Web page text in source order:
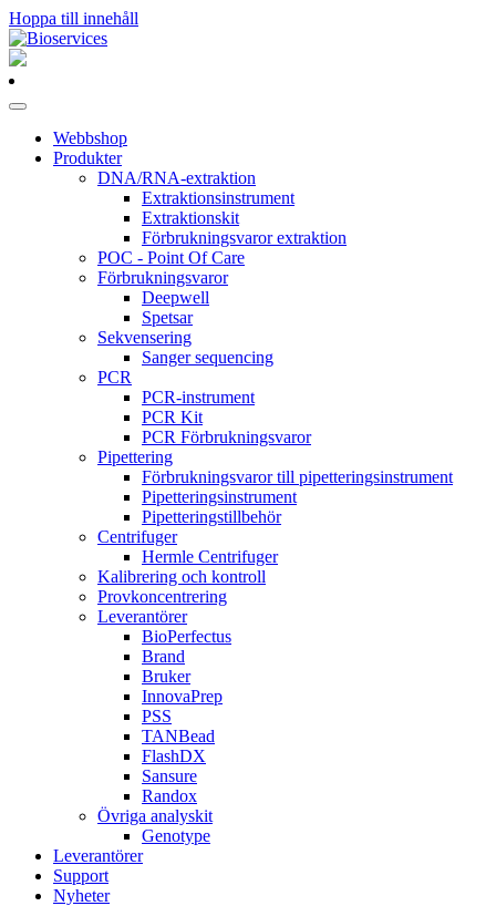
Hoppa till innehåll
Huvudnavigering
Webbshop
Produkter
DNA/RNA-extraktion
Extraktionsinstrument
Extraktionskit
Förbrukningsvaror extraktion
POC - Point Of Care
Förbrukningsvaror
Deepwell
Spetsar
Sekvensering
Sanger sequencing
PCR
PCR-instrument
PCR Kit
PCR Förbrukningsvaror
Pipettering
Förbrukningsvaror till pipetteringsinstrument
Pipetteringsinstrument
Pipetteringstillbehör
Centrifuger
Hermle Centrifuger
Kalibrering och kontroll
Provkoncentrering
Leverantörer
BioPerfectus
Brand
Bruker
InnovaPrep
PSS
TANBead
FlashDX
Sansure
Randox
Övriga analyskit
Genotype
Leverantörer
Support
Nyheter